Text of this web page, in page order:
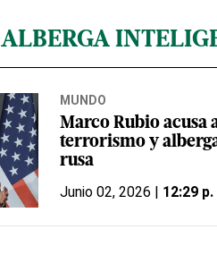
ALBERGA
MUNDO
Marco Rubio acusa
terrorismo y
rusa
Junio 02, 2026 | 12:29 p.